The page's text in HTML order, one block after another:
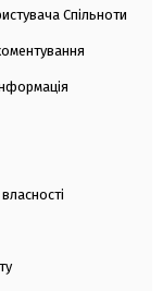
Спільноти